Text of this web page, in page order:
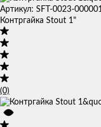
Артикул: SFT-0023-000001
Контргайка Stout 1"
(0)